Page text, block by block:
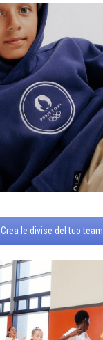
Crea le divise del tuo team